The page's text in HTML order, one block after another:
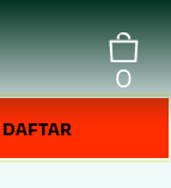
0
DAFTAR